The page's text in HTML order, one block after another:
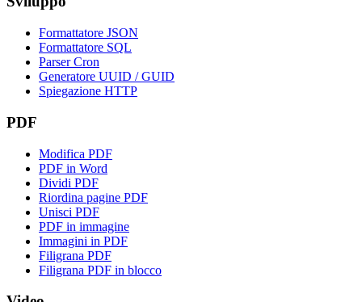
Formattatore JSON
Formattatore SQL
Parser Cron
Generatore UUID / GUID
Spiegazione HTTP
PDF
Modifica PDF
PDF in Word
Dividi PDF
Riordina pagine PDF
Unisci PDF
PDF in immagine
Immagini in PDF
Filigrana PDF
Filigrana PDF in blocco